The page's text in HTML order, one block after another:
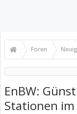
Foren
EnBW:
Stationen